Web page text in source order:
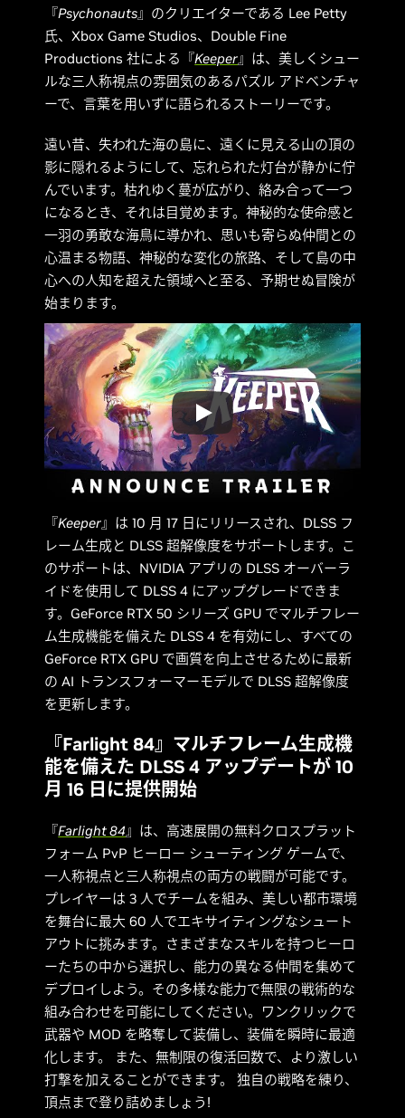
『Psychonauts』のクリエイターである Lee Petty
氏、Xbox Game Studios、Double Fine
Productions 社による『Keeper』は、美しくシュー
ルな三人称視点の雰囲気のあるパズル アドベンチャ
ーで、言葉を用いずに語られるストーリーです。
遠い昔、失われた海の島に、遠くに見える山の頂の
影に隠れるようにして、忘れられた灯台が静かに佇
んでいます。枯れゆく蔓が広がり、絡み合って一つ
になるとき、それは目覚めます。神秘的な使命感と
一羽の勇敢な海鳥に導かれ、思いも寄らぬ仲間との
心温まる物語、神秘的な変化の旅路、そして島の中
心への人知を超えた領域へと至る、予期せぬ冒険が
始まります。
『Keeper』は 10 月 17 日にリリースされ、DLSS フ
レーム生成と DLSS 超解像度をサポートします。こ
のサポートは、NVIDIA アプリの DLSS オーバーラ
イドを使用して DLSS 4 にアップグレードできま
す。GeForce RTX 50 シリーズ GPU でマルチフレー
ム生成機能を備えた DLSS 4 を有効にし、すべての
GeForce RTX GPU で画質を向上させるために最新
の AI トランスフォーマーモデルで DLSS 超解像度
を更新します。
『Farlight 84』マルチフレーム生成機
能を備えた DLSS 4 アップデートが 10
月 16 日に提供開始
『Farlight 84 』は、高速展開の無料クロスプラット
フォーム PvP ヒーロー シューティング ゲームで、
一人称視点と三人称視点の両方の戦闘が可能です。
プレイヤーは 3 人でチームを組み、美しい都市環境
を舞台に最大 60 人でエキサイティングなシュート
アウトに挑みます。さまざまなスキルを持つヒーロ
ーたちの中から選択し、能力の異なる仲間を集めて
デプロイしよう。その多様な能力で無限の戦術的な
組み合わせを可能にしてください。ワンクリックで
武器や MOD を略奪して装備し、装備を瞬時に最適
化します。 また、無制限の復活回数で、より激しい
打撃を加えることができます。 独自の戦略を練り、
頂点まで登り詰めましょう!